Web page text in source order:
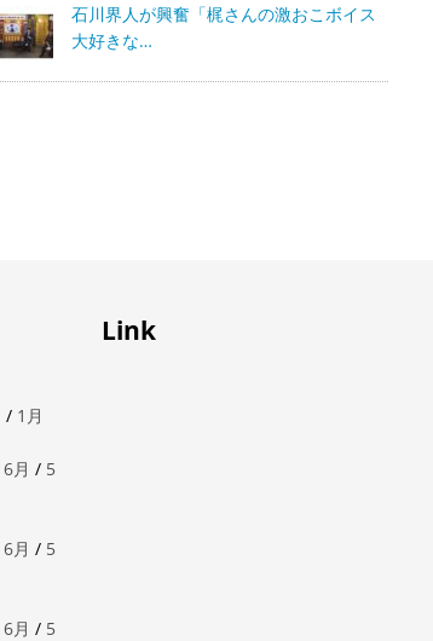
石川界人が興奮「梶さんの激おこボイス
大好きな…
/ 1月
6月 / 5
6月 / 5
6月 / 5
Link